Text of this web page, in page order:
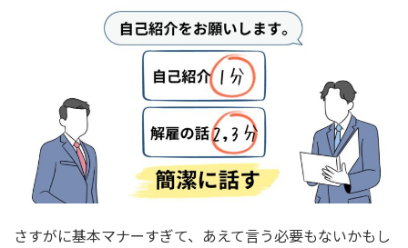
さすがに基本マナーすぎて、あえて言う必要もないかもし